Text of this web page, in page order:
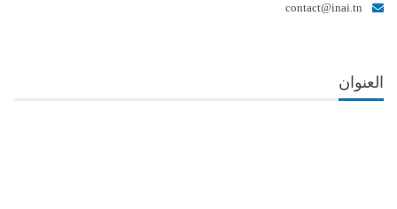
contact@inai.tn
العنوان